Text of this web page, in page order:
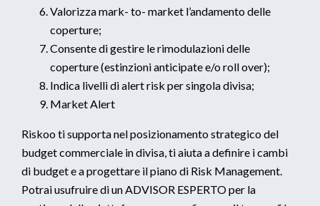
Valorizza mark- to- market l’andamento delle
coperture;
Consente di gestire le rimodulazioni delle
coperture (estinzioni anticipate e/o roll over);
Indica livelli di alert risk per singola divisa;
Market Alert
Riskoo ti supporta nel posizionamento strategico del
budget commerciale in divisa, ti aiuta a definire i cambi
di budget e a progettare il piano di Risk Management.
Potrai usufruire di un ADVISOR ESPERTO per la